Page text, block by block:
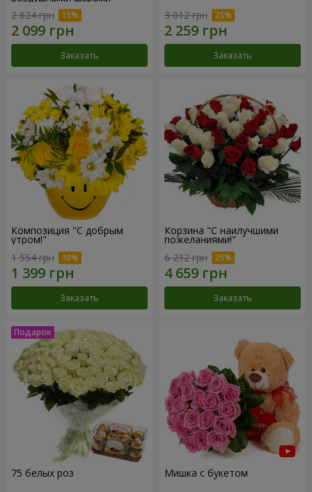
2 624 грн
Заказать
3 012 грн
Заказать
Композиция "С добрым
утром!"
1 554 грн
Заказать
Корзина "С наилучшими
пожеланиями!"
6 212 грн
Заказать
75 белых роз Мишка с букетом